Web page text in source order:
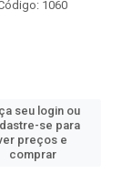
1060
seu login ou
se para
preços e
comprar